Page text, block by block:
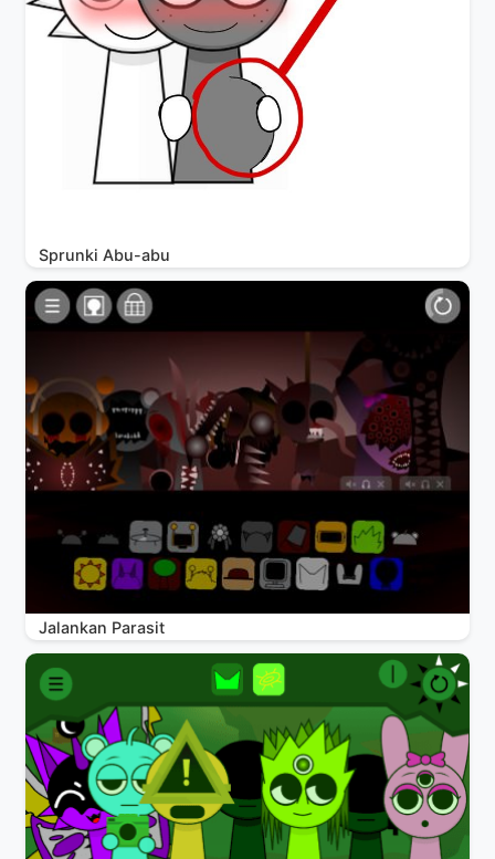
Sprunki Abu-abu
Jalankan Parasit